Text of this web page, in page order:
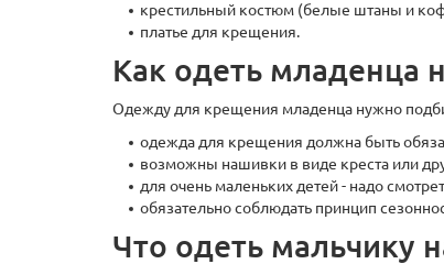
крестильный костюм (белые штаны и
платье для крещения.
Как одеть младенца
Одежду для крещения младенца нужно
одежда для крещения должна быть
возможны нашивки в виде креста или
для очень маленьких детей - надо
обязательно соблюдать принцип
Что одеть мальчику